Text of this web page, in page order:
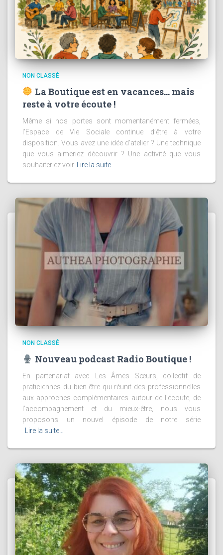
NON CLASSÉ
La Boutique est en vacances… mais
reste à votre écoute !
Même si nos portes sont momentanément fermées,
l’Espace de Vie Sociale continue d’être à votre
disposition. Vous avez une idée d’atelier ? Une technique
que vous aimeriez découvrir ? Une activité que vous
souhaiteriez voir
Lire la suite…
NON CLASSÉ
Nouveau podcast Radio Boutique !
En partenariat avec Les Âmes Sœurs, collectif de
praticiennes du bien-être qui réunit des professionnelles
aux approches complémentaires autour de l’écoute, de
l’accompagnement et du mieux-être, nous vous
proposons un nouvel épisode de notre série
Lire la suite…